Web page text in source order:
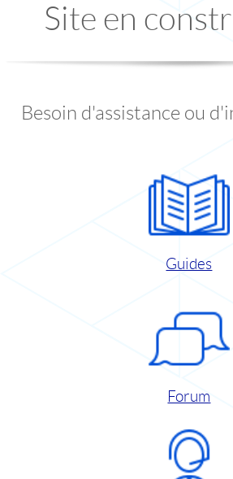
Site en
Besoin d'assistance ou
Guides
Forum